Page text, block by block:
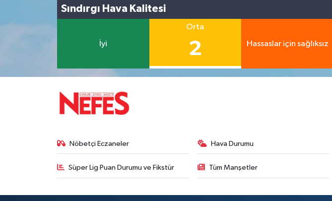
Sındırgı Hava Kalitesi
İyi
Orta
2 Hassaslar için sağlıksız
Nöbetçi Eczaneler Hava Durumu
Süper Lig Puan Durumu ve Fikstür Tüm Manşetler